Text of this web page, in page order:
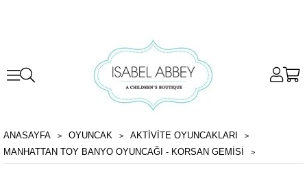
ANASAYFA OYUNCAK
AKTIVITE OYUNCAKLARI
MANHATTAN TOY BANYO OYUNCAĞI - KORSAN GEMISI